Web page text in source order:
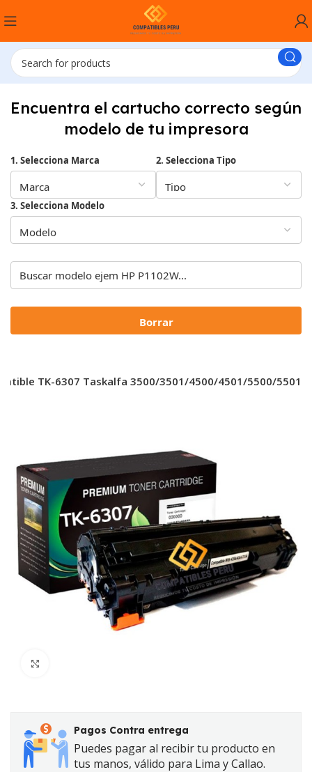
Encuentra el cartucho correcto según
modelo de tu impresora
1. Selecciona Marca 2. Selecciona Tipo
3. Selecciona Modelo
Borrar
TK-6307 Taskalfa 3500/3501/4500/4501/5500/5501
Pagos Contra entrega
Puedes pagar al recibir tu producto en
tus manos, válido para Lima y Callao.